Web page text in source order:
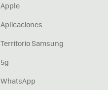
Apple
Aplicaciones
Territorio Samsung
5g
WhatsApp